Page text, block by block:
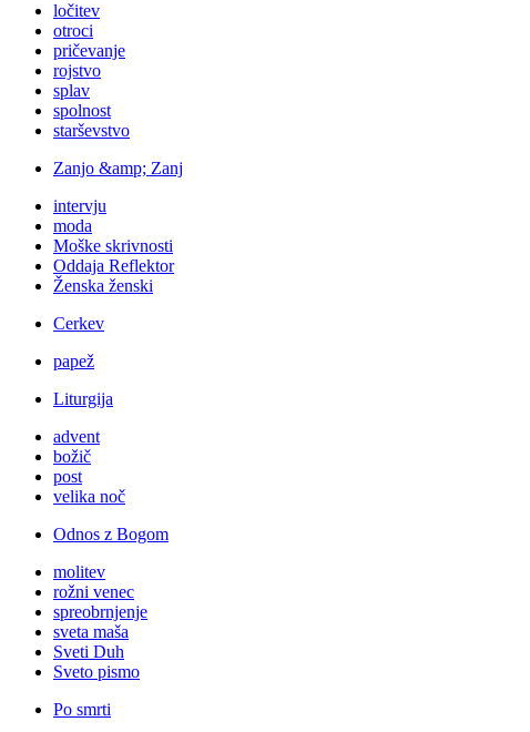
ločitev
otroci
pričevanje
rojstvo
splav
spolnost
starševstvo
Zanjo &amp; Zanj
intervju
moda
Moške skrivnosti
Oddaja Reflektor
Ženska ženski
Cerkev
papež
Liturgija
advent
božič
post
velika noč
Odnos z Bogom
molitev
rožni venec
spreobrnjenje
sveta maša
Sveti Duh
Sveto pismo
Po smrti